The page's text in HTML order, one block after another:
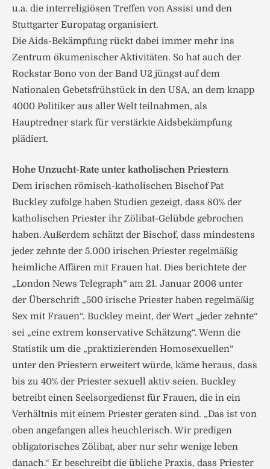
u.a. die interreligiösen Treffen von Assisi und den
Stuttgarter Europatag organisiert.
Die Aids-Bekämpfung rückt dabei immer mehr ins
Zentrum ökumenischer Aktivitäten. So hat auch der
Rockstar Bono von der Band U2 jüngst auf dem
Nationalen Gebetsfrühstück in den USA, an dem knapp
4000 Politiker aus aller Welt teilnahmen, als
Hauptredner stark für verstärkte Aidsbekämpfung
plädiert.
Hohe Unzucht-Rate unter katholischen Priestern
Dem irischen römisch-katholischen Bischof Pat
Buckley zufolge haben Studien gezeigt, dass 80% der
katholischen Priester ihr Zölibat-Gelübde gebrochen
haben. Außerdem schätzt der Bischof, dass mindestens
jeder zehnte der 5.000 irischen Priester regelmäßig
heimliche Affären mit Frauen hat. Dies berichtete der
„London News Telegraph“ am 21. Januar 2006 unter
der Überschrift „500 irische Priester haben regelmäßig
Sex mit Frauen“. Buckley meint, der Wert „jeder zehnte“
sei „eine extrem konservative Schätzung“. Wenn die
Statistik um die „praktizierenden Homosexuellen“
unter den Priestern erweitert würde, käme heraus, dass
bis zu 40% der Priester sexuell aktiv seien. Buckley
betreibt einen Seelsorgedienst für Frauen, die in ein
Verhältnis mit einem Priester geraten sind. „Das ist von
oben angefangen alles heuchlerisch. Wir predigen
obligatorisches Zölibat, aber nur sehr wenige leben
danach.“ Er beschreibt die übliche Praxis, dass Priester